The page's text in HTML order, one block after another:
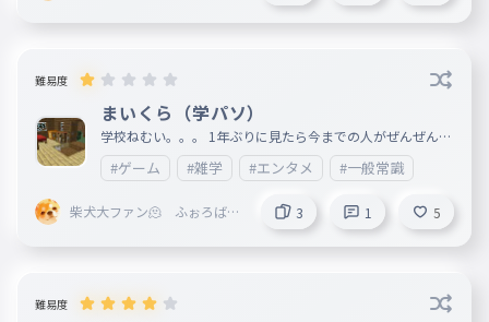
難易度
まいくら（学パソ）
学校ねむい。。。 1年ぶりに見たら今までの人がぜんぜんい
なくてビビる どうぞ→https://sites.google.com/view/siawa
seinstance-ver7/%E3%81%BE%E3%81%84%E3%81%8F%
E3%82%89?authuser=0
#ゲーム #雑学 #エンタメ #一般常識
柴犬大ファン🫠 ふぉろば@
3 1 5
難易度